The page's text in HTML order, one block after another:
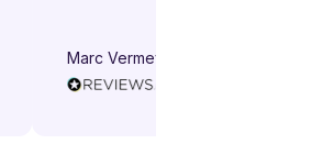
Marc Vermeylen